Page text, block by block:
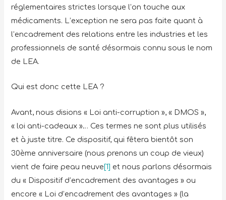
réglementaires strictes lorsque l’on touche aux
médicaments. L’exception ne sera pas faite quant à
l’encadrement des relations entre les industries et les
professionnels de santé désormais connu sous le nom
de LEA.
Qui est donc cette LEA ?
Avant, nous disions « Loi anti-corruption », « DMOS »,
« loi anti-cadeaux »… Ces termes ne sont plus utilisés
et à juste titre. Ce dispositif, qui fêtera bientôt son
30ème anniversaire (nous prenons un coup de vieux)
vient de faire peau neuve[1] et nous parlons désormais
du « Dispositif d’encadrement des avantages » ou
encore « Loi d’encadrement des avantages » (la